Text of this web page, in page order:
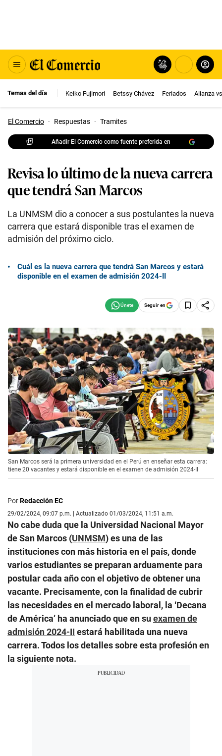
Temas del día Keiko Fujimori Betssy Chávez Feriados Alianza
El Comercio · Respuestas · Tramites
Añadir El Comercio como fuente preferida en
Revisa lo último de la nueva carrera
que tendrá San Marcos
La UNMSM dio a conocer a sus postulantes la nueva
carrera que estará disponible tras el examen de
admisión del próximo ciclo.
Cuál es la nueva carrera que tendrá San Marcos y estará
disponible en el examen de admisión 2024-II
Seguir en
San Marcos será la primera universidad en el Perú en enseñar esta carrera:
tiene 20 vacantes y estará disponible en el examen de admisión 2024-II
PorRedacción EC
29/02/2024, 09:07 p.m. | Actualizado 01/03/2024, 11:51 a.m.
No cabe duda que la Universidad Nacional Mayor
de San Marcos (UNMSM) es una de las
instituciones con más historia en el país, donde
varios estudiantes se preparan arduamente para
postular cada año con el objetivo de obtener una
vacante. Precisamente, con la finalidad de cubrir
las necesidades en el mercado laboral, la ‘Decana
de América’ ha anunciado que en suexamen de
admisión 2024-II estará habilitada una nueva
carrera. Todos los detalles sobre esta profesión en
la siguiente nota.